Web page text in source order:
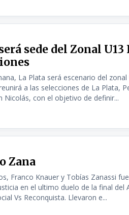
sede del Zonal
La Plata será escenario del
a las selecciones de La Plata,
Nicolás, con el objetivo de definir...
Zana
Franco Knauer y Tobías Zanassi
en el ultimo duelo de la final del
Vs Reconquista. Llevaron e...